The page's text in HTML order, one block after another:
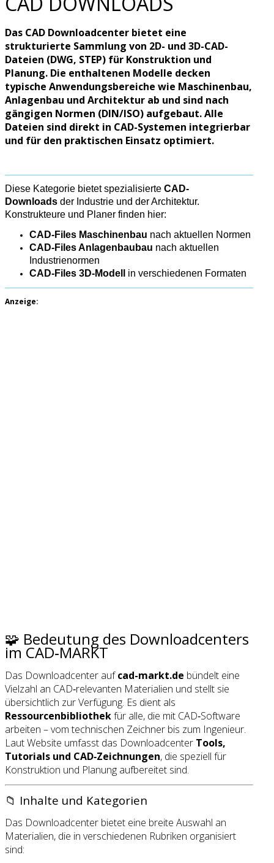
Das CAD Downloadcenter bietet eine
strukturierte Sammlung von 2D- und 3D-CAD-
Dateien (DWG, STEP) für Konstruktion und
Planung. Die enthaltenen Modelle decken
typische Anwendungsbereiche wie Maschinenbau,
Anlagenbau und Architektur ab und sind nach
gängigen Normen (DIN/ISO) aufgebaut. Alle
Dateien sind direkt in CAD-Systemen integrierbar
und für den praktischen Einsatz optimiert.
Diese Kategorie bietet spezialisierte CAD-
Downloads der Industrie und der Architektur.
Konstrukteure und Planer finden hier:
CAD-Files Maschinenbau nach aktuellen Normen
CAD-Files Anlagenbaubau nach aktuellen
Industrienormen
CAD-Files 3D-Modell
in verschiedenen Formaten
Anzeige:
🧩 Bedeutung des Downloadcenters
im CAD‑MARKT
Das Downloadcenter aufcad-markt.de bündelt eine
Vielzahl an CAD‑relevanten Materialien und stellt sie
übersichtlich zur Verfügung. Es dient als
Ressourcenbibliothekfür alle, die mit CAD‑Software
arbeiten – vom technischen Zeichner bis zum Ingenieur.
Laut Website umfasst das Downloadcenter Tools,
Tutorials und CAD‑Zeichnungen, die speziell für
Konstruktion und Planung aufbereitet sind.
📁 Inhalte und Kategorien
Das Downloadcenter bietet eine breite Auswahl an
Materialien, die in verschiedenen Rubriken organisiert
sind: